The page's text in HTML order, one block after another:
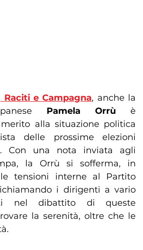
RacitieCampagna, anche la
Pamela Orrù è
alla situazione politica
delle prossime elezioni
Con una nota inviata agli
la Orrù si sofferma, in
tensioni interne al Partito
i dirigenti a vario
nel dibattito di queste
la serenità, oltre che le